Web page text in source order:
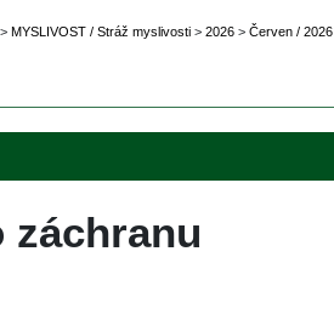
> MYSLIVOST / Stráž myslivosti > 2026 > Červen / 2026
záchranu